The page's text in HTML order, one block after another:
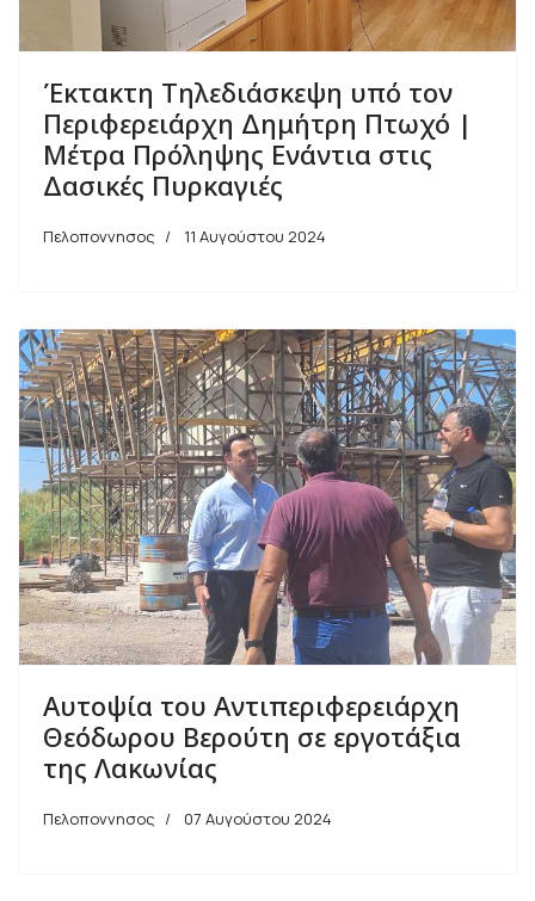
Έκτακτη Τηλεδιάσκεψη υπό τον
Περιφερειάρχη Δημήτρη Πτωχό |
Μέτρα Πρόληψης Ενάντια στις
Δασικές Πυρκαγιές
Πελοποννησος 11 Αυγούστου 2024
Αυτοψία του Αντιπεριφερειάρχη
Θεόδωρου Βερούτη σε εργοτάξια
της Λακωνίας
Πελοποννησος 07 Αυγούστου 2024